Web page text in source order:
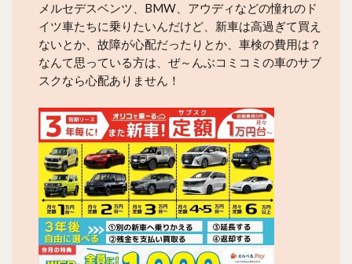
メルセデスベンツ、BMW、アウディなどの憧れのド
イツ車たちに乗りたいんだけど、新車は高過ぎて買え
ないとか、故障が心配だったりとか、車検の費用は？
なんて思っている方は、ぜ～んぶコミコミの車のサブ
スクなら心配ありません！